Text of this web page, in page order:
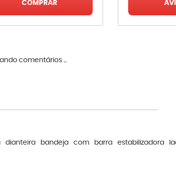
COMPRAR
comentários ...
dianteira bandeja com barra estabilizadora